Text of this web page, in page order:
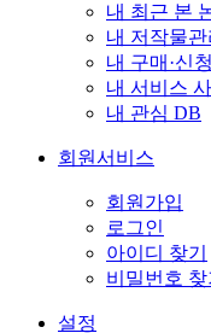
내 최근 본
내 저작물관
내 구매·신
내 서비스
내 관심 DB
회원서비스
회원가입
로그인
아이디 찾기
비밀번호 찾
설정